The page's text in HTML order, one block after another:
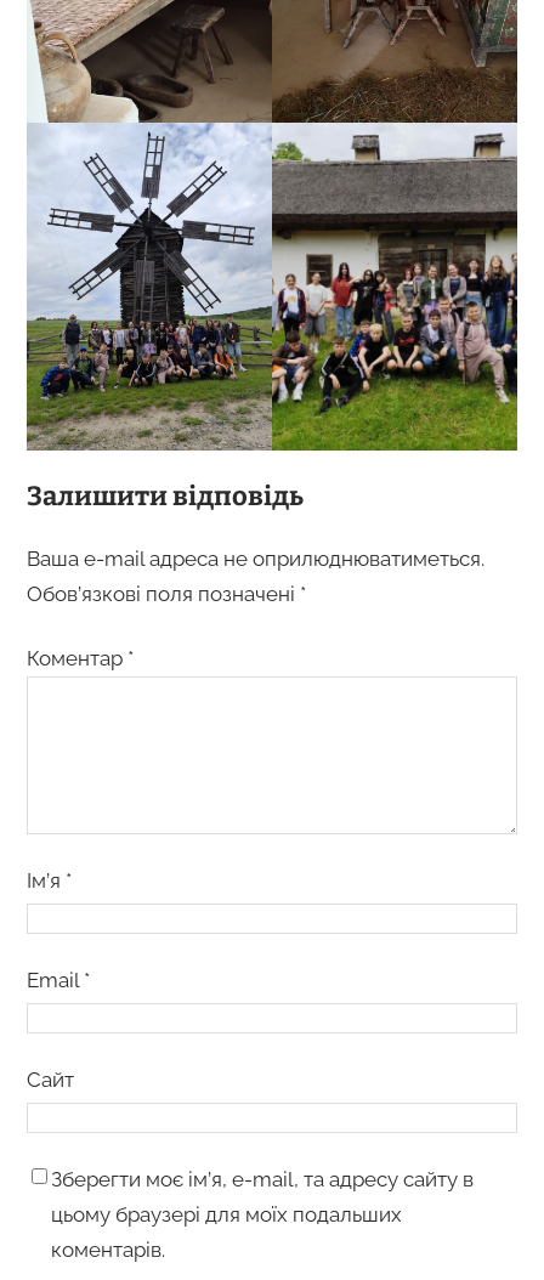
Залишити відповідь
Ваша e-mail адреса не оприлюднюватиметься.
Обов’язкові поля позначені *
Коментар *
Ім’я *
Email *
Сайт
Зберегти моє ім’я, e-mail, та адресу сайту в
цьому браузері для моїх подальших
коментарів.